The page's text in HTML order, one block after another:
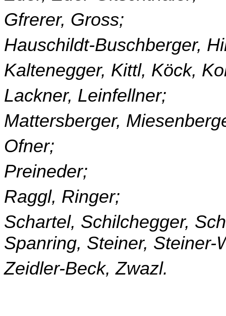
Gfrerer, Gross;
Hauschildt-Buschberger,
Kaltenegger, Kittl, Köck,
Lackner, Leinfellner;
Mattersberger,
Ofner;
Preineder;
Raggl, Ringer;
Schartel, Schilchegger,
Spanring, Steiner, Steiner-
Zeidler-Beck, Zwazl.